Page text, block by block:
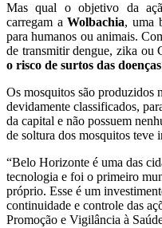
Mas qual o objetivo da
carregam aWolbachia, uma
para humanos ou animais.
de transmitir dengue, zika ou
o risco de surtos das doenças
Os mosquitos são produzidos
devidamente classificados,
da capital e não possuem
de soltura dos mosquitos
“Belo Horizonte é uma das
tecnologia e foi o primeiro
próprio. Esse é um
continuidade e controle das
Promoção e Vigilância à